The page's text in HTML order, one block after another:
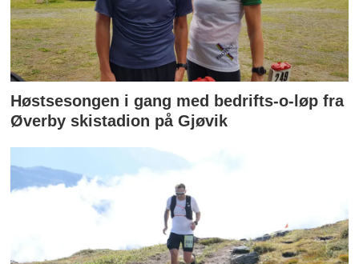
Høstsesongen i gang med bedrifts-o-løp fra
Øverby skistadion på Gjøvik